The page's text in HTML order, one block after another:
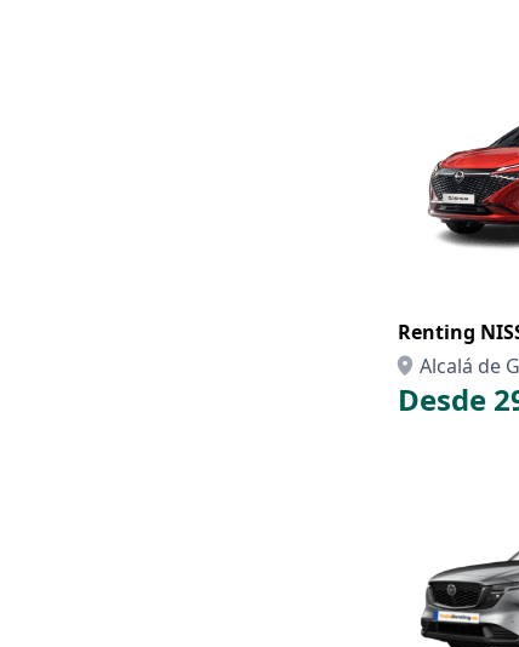
Renting
Alcalá de
Desde